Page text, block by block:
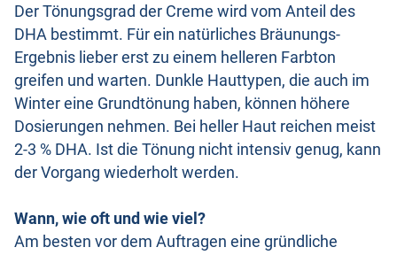
Der Tönungsgrad der Creme wird vom Anteil des
DHA bestimmt. Für ein natürliches Bräunungs-
Ergebnis lieber erst zu einem helleren Farbton
greifen und warten. Dunkle Hauttypen, die auch im
Winter eine Grundtönung haben, können höhere
Dosierungen nehmen. Bei heller Haut reichen meist
2-3 % DHA. Ist die Tönung nicht intensiv genug, kann
der Vorgang wiederholt werden.
Wann, wie oft und wie viel?
Am besten vor dem Auftragen eine gründliche